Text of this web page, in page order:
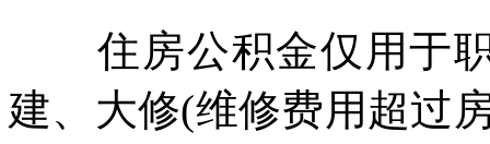
住房公积金仅用于职
建、大修(维修费用超过